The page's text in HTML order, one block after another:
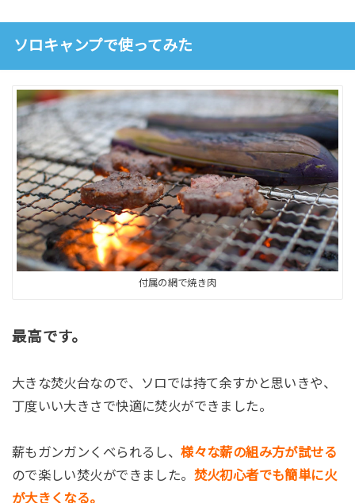
ソロキャンプで使ってみた
付属の網で焼き肉
最高です。
大きな焚火台なので、ソロでは持て余すかと思いきや、
丁度いい大きさで快適に焚火ができました。
薪もガンガンくべられるし、様々な薪の組み方が試せる
ので楽しい焚火ができました。 焚火初心者でも簡単に火
が大きくなる。